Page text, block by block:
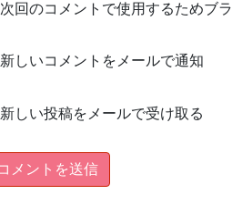
次回のコメントで使用するためブ
新しいコメントをメールで通知
新しい投稿をメールで受け取る